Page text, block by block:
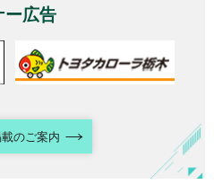
ー広告
のご案内